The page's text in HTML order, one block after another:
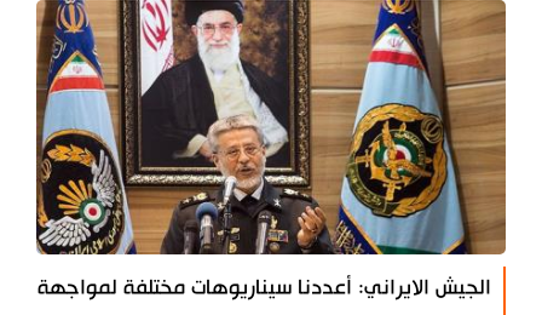
الجيش الايراني: أعددنا سيناريوهات مختلفة لمواجهة